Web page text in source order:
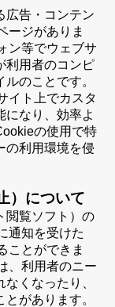
告・コンテン
ージがありま
ン等でウェブサ
利用者のコンピ
のことです。
イト上でカスタ
になり、効率よ
の使用で特
の利用環境を侵
）について
閲覧ソフト）の
通知を受けた
ことができま
、利用者のニー
くなったり、
があります。